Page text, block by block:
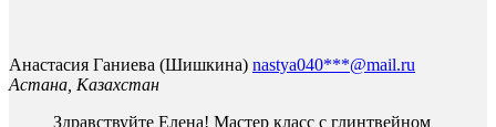
Анастасия Ганиева (Шишкина) nastya040***@mail.ru
Астана, Казахстан
Здравствуйте Елена! Мастер класс с глинтвейном